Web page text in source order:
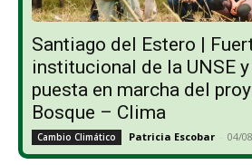
Santiago del Estero |
institucional de la UNSE y
puesta en marcha del
Bosque – Clima
Cambio Climático Patricia Escobar - 04/